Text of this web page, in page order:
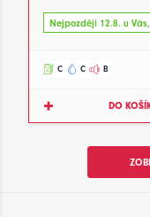
Nejpozději 12.8. u
C C B
DO